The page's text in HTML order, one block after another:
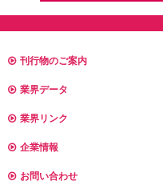
刊行物のご案内
業界データ
業界リンク
企業情報
お問い合わせ